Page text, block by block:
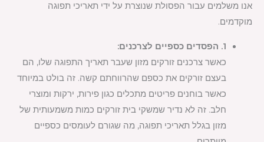
אנו משלמים עבור הפסולת שנוצרת על ידי תאריכי תפוגה
מוקדמים.
1. הפסדים כספיים לצרכנים:
כאשר צרכנים זורקים מזון שעבר תאריך התפוגה שלו, הם
בעצם זורקים את כספם שהרווחתם קשה. זה בולט במיוחד
כאשר בוחנים פריטים מתכלים כגון פירות, ירקות ומוצרי
חלב. זה לא נדיר שמשקי בית זורקים כמות משמעותית של
מזון בגלל תאריכי תפוגה, מה שגורם לעומסים כספיים